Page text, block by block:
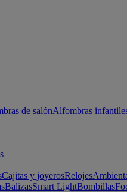
de salónAlfombras
Cajitas y joyerosRelojes
BalizasSmart LightBombillas